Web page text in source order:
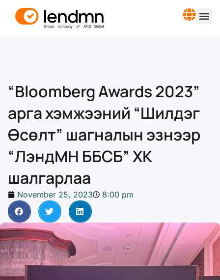
“Bloomberg Awards 2023”
арга хэмжээний “Шилдэг
Өсөлт” шагналын эзнээр
“ЛэндМН ББСБ” ХК
шалгарлаа
November 25, 2023 8:00 pm